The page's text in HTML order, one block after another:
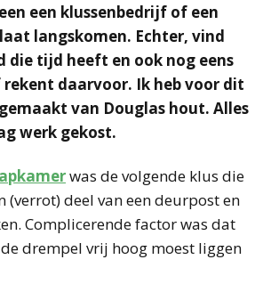
een klussenbedrijf of een
langskomen. Echter, vind
die tijd heeft en ook nog eens
daarvoor. Ik heb voor dit
van Douglas hout. Alles
werk gekost.
was de volgende klus die
(verrot) deel van een deurpost en
Complicerende factor was dat
drempel vrij hoog moest liggen